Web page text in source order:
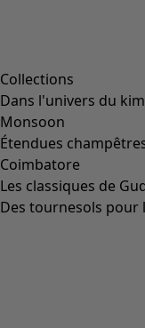
Collections
Dans l'univers du
Monsoon
Étendues
Coimbatore
Les classiques de
Des tournesols pour